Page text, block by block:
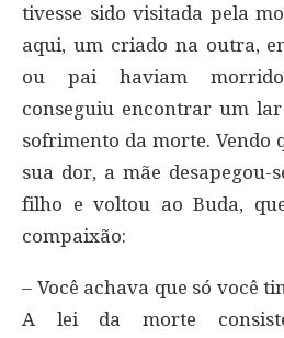
tivesse sido visitada pela
aqui, um criado na outra,
ou pai haviam
conseguiu encontrar um
sofrimento da morte. Vendo
sua dor, a mãe desapegou-
filho e voltou ao Buda,
compaixão:
– Você achava que só você
A lei da morte